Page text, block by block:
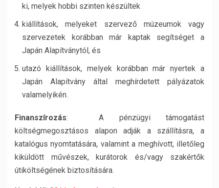
ki, melyek hobbi szinten készültek
kiállítások, melyeket szervező múzeumok vagy
szervezetek korábban már kaptak segítséget a
Japán Alapítványtól, és
utazó kiállítások, melyek korábban már nyertek a
Japán Alapítvány által meghírdetett pályázatok
valamelyikén.
Finanszírozás: A pénzügyi támogatást
költségmegosztásos alapon adják a szállításra, a
katalógus nyomtatására, valamint a meghívott, illetőleg
kiküldött művészek, kurátorok és/vagy szakértők
útiköltségének biztosítására.